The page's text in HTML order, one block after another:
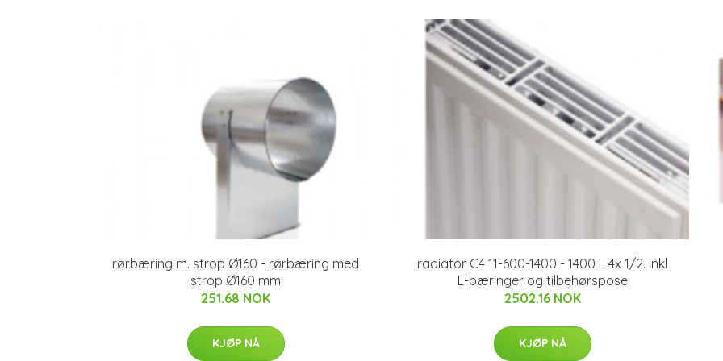
rørbæring m. strop Ø160 - rørbæring med
strop Ø160 mm
251.68 NOK
KJØP NÅ
radiator C4 11-600-1400 - 1400 L 4x 1/2. Inkl
L-bæringer og tilbehørspose
2502.16 NOK
KJØP NÅ